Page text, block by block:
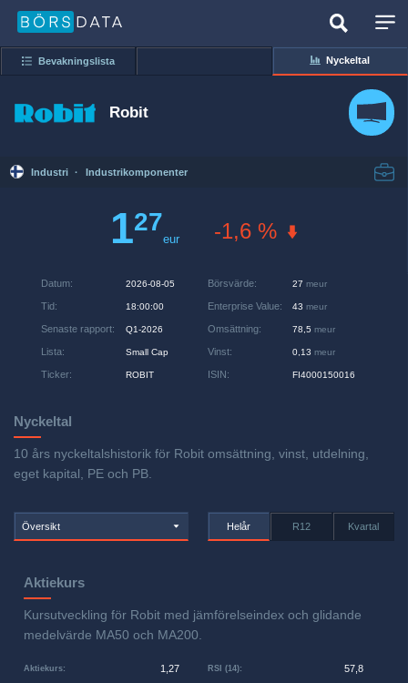
Bevakningslista Nyckeltal
Robit
Industri · Industrikomponenter
127
eur -1,6 %
Datum: 2026-08-05
Tid: 18:00:00
Senaste rapport: Q1-2026
Lista: Small Cap
Ticker: ROBIT
Börsvärde: 27 meur
Enterprise Value: 43 meur
Omsättning: 78,5 meur
Vinst: 0,13 meur
ISIN: FI4000150016
Nyckeltal
10 års nyckeltalshistorik för Robit omsättning, vinst, utdelning,
eget kapital, PE och PB.
Översikt Helår R12 Kvartal
Aktiekurs
Kursutveckling för Robit med jämförelseindex och glidande
medelvärde MA50 och MA200.
Aktiekurs: 1,27 RSI (14): 57,8